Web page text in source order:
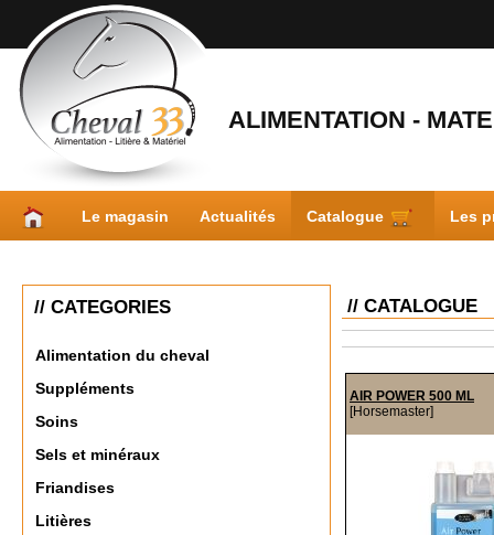
ALIMENTATION -
Le magasin Actualités Catalogue Les
// CATEGORIES
Alimentation du cheval
Suppléments
Soins
Sels et minéraux
Friandises
Litières
// CATALOGUE
AIR POWER 500 ML
[Horsemaster]